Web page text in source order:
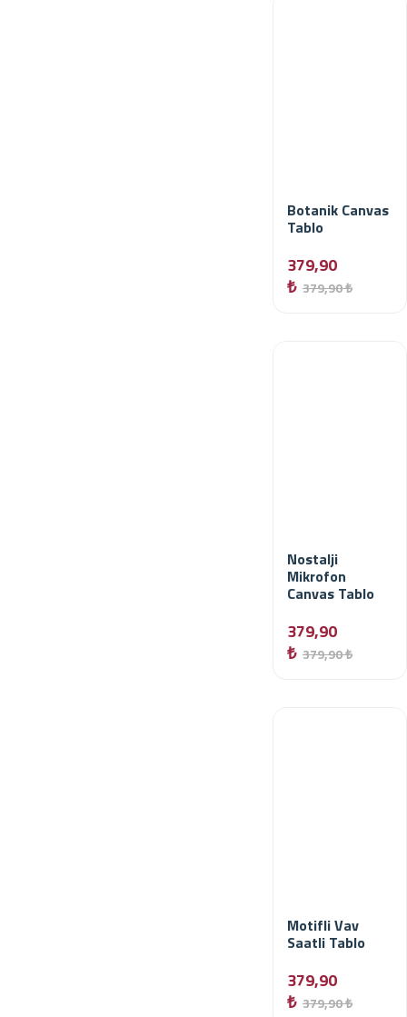
Botanik Canvas
Tablo
379,90
₺ 379,90 ₺
Nostalji
Mikrofon
Canvas Tablo
379,90
₺ 379,90 ₺
Motifli Vav
Saatli Tablo
379,90
₺ 379,90 ₺